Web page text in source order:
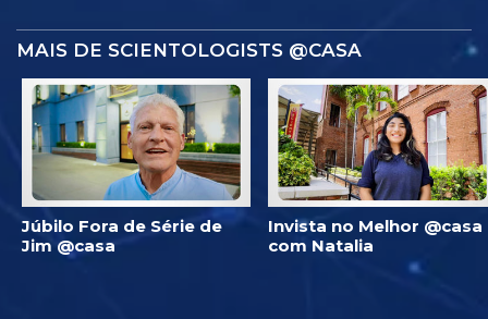
MAIS DE SCIENTOLOGISTS @CASA
Júbilo Fora de Série de
Jim @casa
Invista no Melhor @casa
com Natalia